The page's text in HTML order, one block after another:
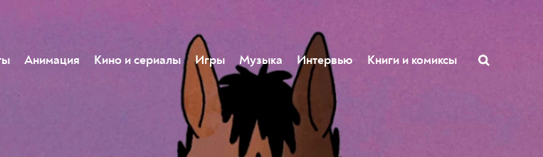
Анимация Кино и сериалы Игры Музыка Интервью Книги и комиксы